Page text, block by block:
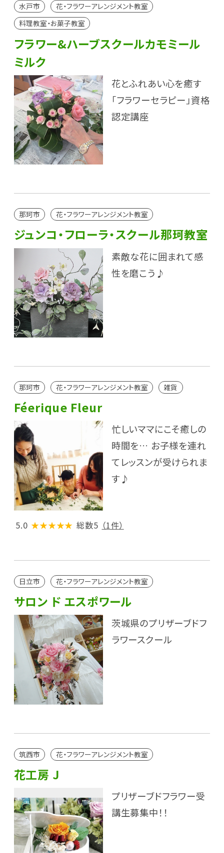
水戸市
花・フラワーアレンジメント教室
料理教室・お菓子教室
フラワー&ハーブスクールカモミール
ミルク
花とふれあい心を癒す
「フラワーセラピー」資格
認定講座
那珂市 花・フラワーアレンジメント教室
ジュンコ・フローラ・スクール那珂教室
素敵な花に囲まれて感
性を磨こう♪
那珂市 花・フラワーアレンジメント教室 雑貨
Féerique Fleur
忙しいママにこそ癒しの
時間を… お子様を連れ
てレッスンが受けられま
す♪
5.0 ★★★★★ 総数5 （1件）
日立市 花・フラワーアレンジメント教室
サロン ド エスポワール
茨城県のプリザーブドフ
ラワースクール
筑西市 花・フラワーアレンジメント教室
花工房 J
プリザーブドフラワー受
講生募集中！！